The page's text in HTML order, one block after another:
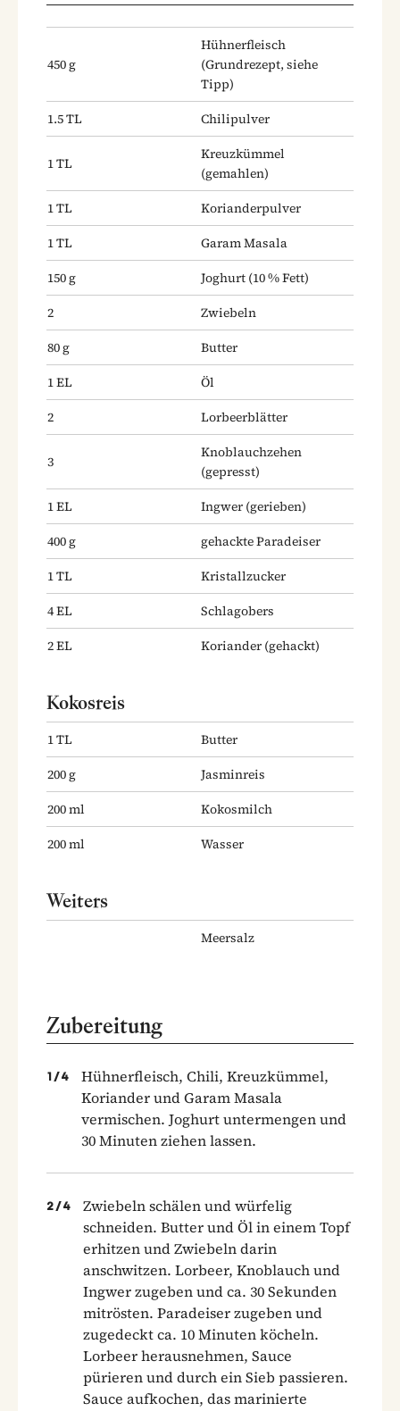
450g
Hühnerfleisch
(Grundrezept, siehe
Tipp)
1.5TL Chilipulver
1TL
Kreuzkümmel
(gemahlen)
1TL
Korianderpulver
1TL
Garam Masala
150g Joghurt (10 % Fett)
2
Zwiebeln
80g
Butter
1EL
Öl
2
Lorbeerblätter
3
Knoblauchzehen
(gepresst)
1EL Ingwer (gerieben)
400g
gehackte Paradeiser
1TL
Kristallzucker
4EL
Schlagobers
2EL Koriander (gehackt)
Kokosreis
1TL
Butter
200g
Jasminreis
200ml
Kokosmilch
200ml Wasser
Weiters
Meersalz
Zubereitung
1 /4
Hühnerfleisch, Chili, Kreuzkümmel,
Koriander und Garam Masala
vermischen. Joghurt untermengen und
30 Minuten ziehen lassen.
2/4
Zwiebeln schälen und würfelig
schneiden. Butter und Öl in einem Topf
erhitzen und Zwiebeln darin
anschwitzen. Lorbeer, Knoblauch und
Ingwer zugeben und ca. 30 Sekunden
mitrösten. Paradeiser zugeben und
zugedeckt ca. 10 Minuten köcheln.
Lorbeer herausnehmen, Sauce
pürieren und durch ein Sieb passieren.
Sauce aufkochen, das marinierte